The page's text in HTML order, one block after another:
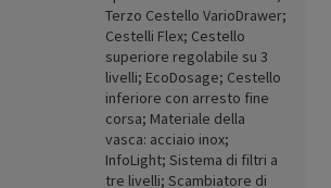
Terzo Cestello VarioDrawer;
Cestelli Flex; Cestello
superiore regolabile su 3
livelli; EcoDosage; Cestello
inferiore con arresto fine
corsa; Materiale della
vasca: acciaio inox;
InfoLight; Sistema di filtri a
tre livelli; Scambiatore di